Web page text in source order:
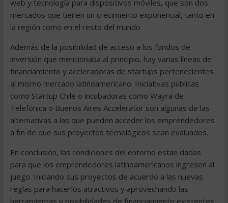
web y tecnología para dispositivos móviles, que son dos
mercados que tienen un crecimiento exponencial, tanto en
la región como en el resto del mundo.
Además de la posibilidad de acceso a los fondos de
inversión que mencionaba al principio, hay varias líneas de
financiamiento y aceleradoras de startups pertenecientes
al mismo mercado latinoamericano. Iniciativas públicas
como Startup Chile o incubadoras como Wayra de
Telefónica o Buenos Aires Accelerator son algunas de las
alternativas a las que pueden acceder los emprendedores
a fin de que sus proyectos tecnológicos sean evaluados.
En conclusión, las condiciones del entorno están dadas
para que los emprendedores latinoamericanos ingresen al
juego. Iniciando sus proyectos de acuerdo a las nuevas
reglas para hacerlos atractivos y aprovechando las
herramientas y posibilidades de financiamiento existentes